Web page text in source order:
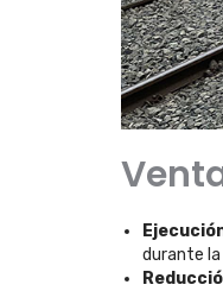
durante la